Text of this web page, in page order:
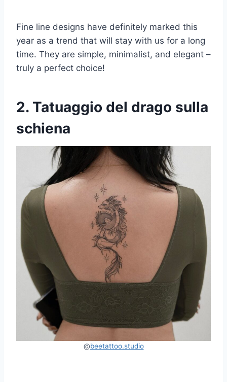
Fine line designs have definitely marked this
year as a trend that will stay with us for a long
time. They are simple, minimalist, and elegant –
truly a perfect choice!
2. Tatuaggio del drago sulla
schiena
@beetattoo.studio